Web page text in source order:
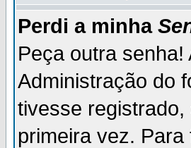
Perdi a minha
Peça outra
Administração do
tivesse
primeira vez.